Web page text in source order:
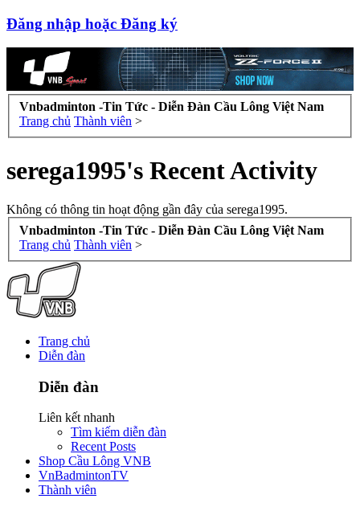
Đăng nhập hoặc Đăng ký
Vnbadminton -Tin Tức - Diễn Đàn Cầu Lông Việt Nam
Trang chủ Thành viên >
serega1995's Recent Activity
Không có thông tin hoạt động gần đây của serega1995.
Vnbadminton -Tin Tức - Diễn Đàn Cầu Lông Việt Nam
Trang chủ Thành viên >
Trang chủ
Diễn đàn
Diễn đàn
Liên kết nhanh
Tìm kiếm diễn đàn
Recent Posts
Shop Cầu Lông VNB
VnBadmintonTV
Thành viên